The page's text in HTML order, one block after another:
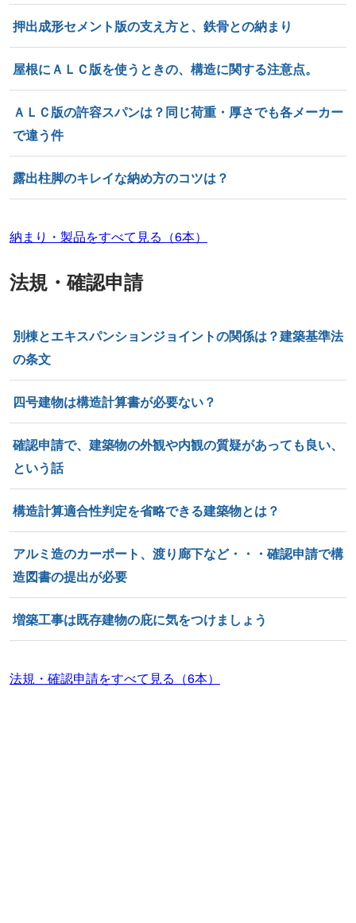
押出成形セメント版の支え方と、鉄骨との納まり
屋根にＡＬＣ版を使うときの、構造に関する注意点。
ＡＬＣ版の許容スパンは？同じ荷重・厚さでも各メーカー
で違う件
露出柱脚のキレイな納め方のコツは？
納まり・製品をすべて見る（6本）
法規・確認申請
別棟とエキスパンションジョイントの関係は？建築基準法
の条文
四号建物は構造計算書が必要ない？
確認申請で、建築物の外観や内観の質疑があっても良い、
という話
構造計算適合性判定を省略できる建築物とは？
アルミ造のカーポート、渡り廊下など・・・確認申請で構
造図書の提出が必要
増築工事は既存建物の庇に気をつけましょう
法規・確認申請をすべて見る（6本）